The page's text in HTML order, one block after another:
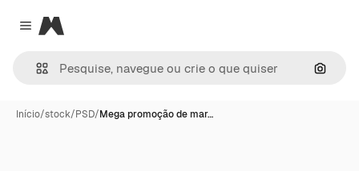
Close menu
Magnific
Início/stock/PSD/Mega promoção de mar…